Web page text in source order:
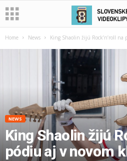
Home News King Shaolin žijú Rock’n’roll
NEWS
King Shaolin žijú
pódiu aj v novom